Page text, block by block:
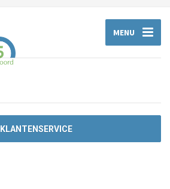
MENU
KLANTENSERVICE